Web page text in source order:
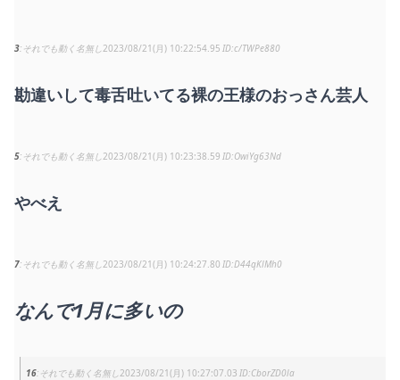
3 それでも動く名無し 2023/08/21(月) 10:22:54.95 c/TWPe880
勘違いして毒舌吐いてる裸の王様のおっさん芸人
5 それでも動く名無し 2023/08/21(月) 10:23:38.59 OwiYg63Nd
やべえ
7 それでも動く名無し 2023/08/21(月) 10:24:27.80 D44qKlMh0
なんで1月に多いの
16 それでも動く名無し 2023/08/21(月) 10:27:07.03 CborZD0la